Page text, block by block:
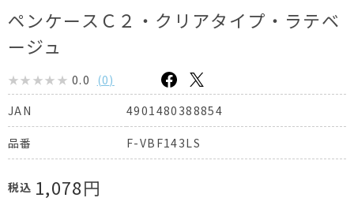
ペンケースＣ２・クリアタイプ・ラテベ
ージュ
0.0 (0)
JAN
4901480388854
品番 F-VBF143LS
税込 1,078円